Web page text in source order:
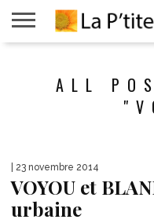
VIVRE
PROPOSALL
| 23 novembre 2014
VOYOU et
urbaine